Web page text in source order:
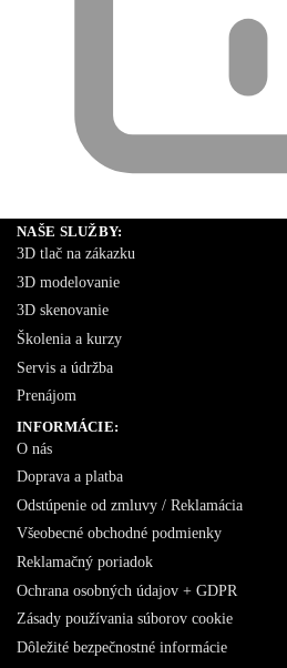
NAŠE SLUŽBY:
3D tlač na zákazku
3D modelovanie
3D skenovanie
Školenia a kurzy
Servis a údržba
Prenájom
INFORMÁCIE:
O nás
Doprava a platba
Odstúpenie od zmluvy / Reklamácia
Všeobecné obchodné podmienky
Reklamačný poriadok
Ochrana osobných údajov + GDPR
Zásady používania súborov cookie
Dôležité bezpečnostné informácie